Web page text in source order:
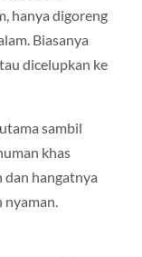
hanya digoreng
Biasanya
dicelupkan ke
sambil
khas
dan hangatnya